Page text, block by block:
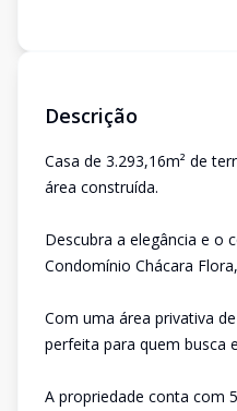
Descrição
Casa de 3.293,16m² de
área construída.
Descubra a elegância e o
Condomínio Chácara
Com uma área privativa
perfeita para quem busca
A propriedade conta com